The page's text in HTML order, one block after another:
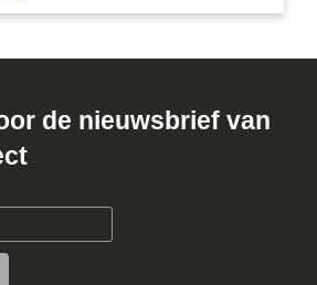
de nieuwsbrief van